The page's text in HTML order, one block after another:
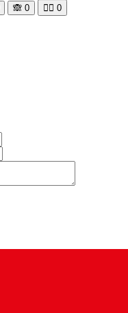
🙈 0 🧘‍♀️ 0